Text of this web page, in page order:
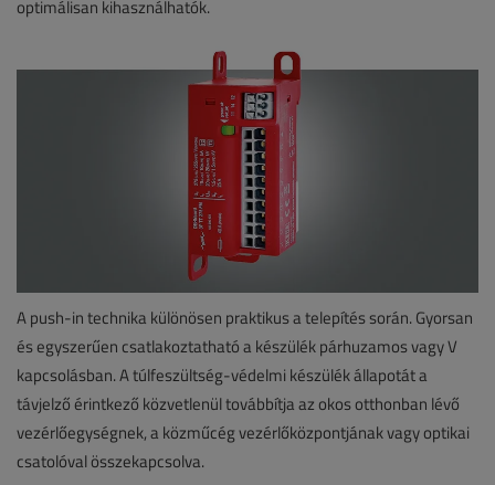
optimálisan kihasználhatók.
A push-in technika különösen praktikus a telepítés során. Gyorsan
és egyszerűen csatlakoztatható a készülék párhuzamos vagy V
kapcsolásban. A túlfeszültség-védelmi készülék állapotát a
távjelző érintkező közvetlenül továbbítja az okos otthonban lévő
vezérlőegységnek, a közműcég vezérlőközpontjának vagy optikai
csatolóval összekapcsolva.